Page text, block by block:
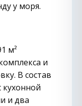
у моря.
м²
и
В состав
кухонной
и два